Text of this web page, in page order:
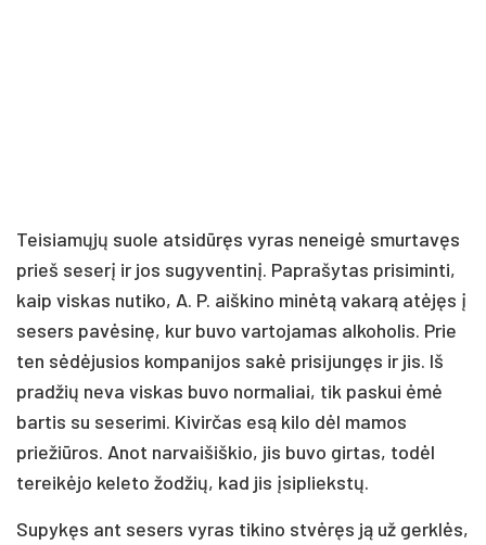
Teisiamųjų suole atsidūręs vyras neneigė smurtavęs
prieš seserį ir jos sugyventinį. Paprašytas prisiminti,
kaip viskas nutiko, A. P. aiškino minėtą vakarą atėjęs į
sesers pavėsinę, kur buvo vartojamas alkoholis. Prie
ten sėdėjusios kompanijos sakė prisijungęs ir jis. Iš
pradžių neva viskas buvo normaliai, tik paskui ėmė
bartis su seserimi. Kivirčas esą kilo dėl mamos
priežiūros. Anot narvaišiškio, jis buvo girtas, todėl
tereikėjo keleto žodžių, kad jis įsipliekstų.
Supykęs ant sesers vyras tikino stvėręs ją už gerklės,